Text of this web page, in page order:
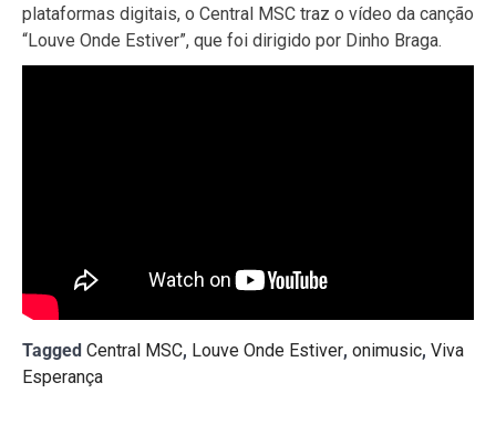
plataformas digitais, o Central MSC traz o vídeo da canção
“Louve Onde Estiver”, que foi dirigido por Dinho Braga.
Tagged Central MSC, Louve Onde Estiver, onimusic, Viva
Esperança